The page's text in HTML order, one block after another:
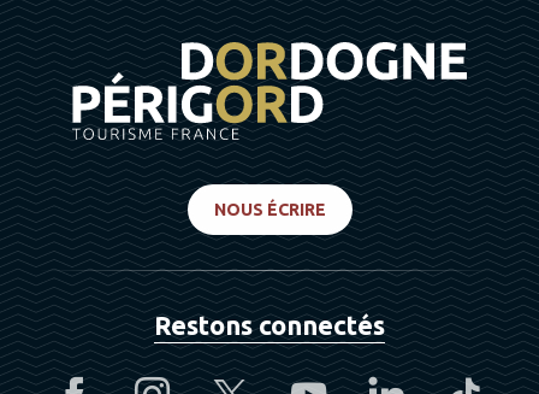
NOUS ÉCRIRE
Restons connectés